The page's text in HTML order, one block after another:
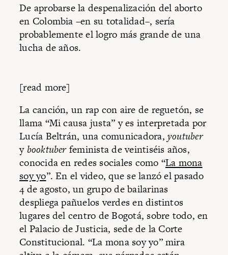
De aprobarse la despenalización del aborto
en Colombia –en su totalidad–, sería
probablemente el logro más grande de una
lucha de años.
[read more]
La canción, un rap con aire de reguetón, se
llama “Mi causa justa” y es interpretada por
Lucía Beltrán, una comunicadora,youtuber
ybooktuberfeminista de veintiséis años,
conocida en redes sociales como “La mona
soy yo”. En el video, que se lanzó el pasado
4 de agosto, un grupo de bailarinas
despliega pañuelos verdes en distintos
lugares del centro de Bogotá, sobre todo, en
el Palacio de Justicia, sede de la Corte
Constitucional. “La mona soy yo” mira